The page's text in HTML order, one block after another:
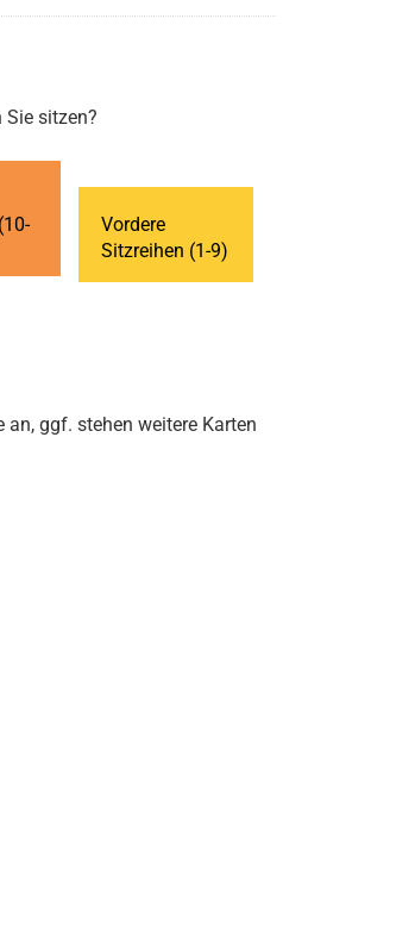
Sie sitzen?
Vordere
Sitzreihen (1-9)
ggf. stehen weitere Karten